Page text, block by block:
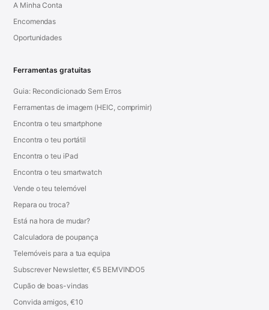
A Minha Conta
Encomendas
Oportunidades
Ferramentas gratuitas
Guia: Recondicionado Sem Erros
Ferramentas de imagem (HEIC, comprimir)
Encontra o teu smartphone
Encontra o teu portátil
Encontra o teu iPad
Encontra o teu smartwatch
Vende o teu telemóvel
Repara ou troca?
Está na hora de mudar?
Calculadora de poupança
Telemóveis para a tua equipa
Subscrever Newsletter, €5 BEMVINDO5
Cupão de boas-vindas
Convida amigos, €10